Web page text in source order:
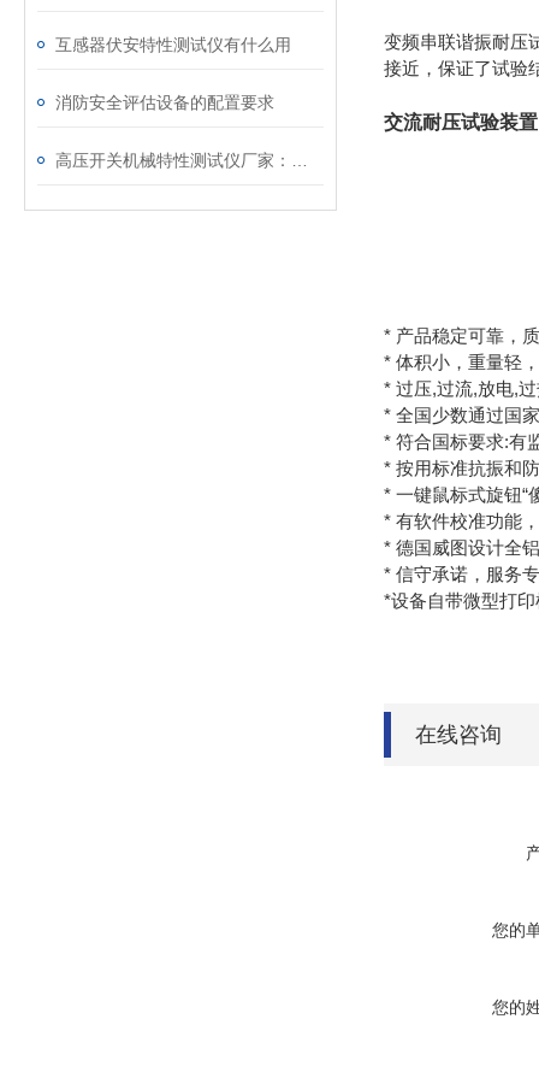
互感器伏安特性测试仪有什么用
消防安全评估设备的配置要求
变频串联谐振耐压
接近，保证了试验
交流耐压试验装
* 产品稳定可靠，
* 体积小，重量轻
* 过压,过流,放电,
* 全国少数通过国
* 符合国标要求:有
* 按用标准抗振和
* 一键鼠标式旋钮“
* 有软件校准功能
* 德国威图设计全
* 信守承诺，服务
*设备自带微型打
在线咨询
您的
您的